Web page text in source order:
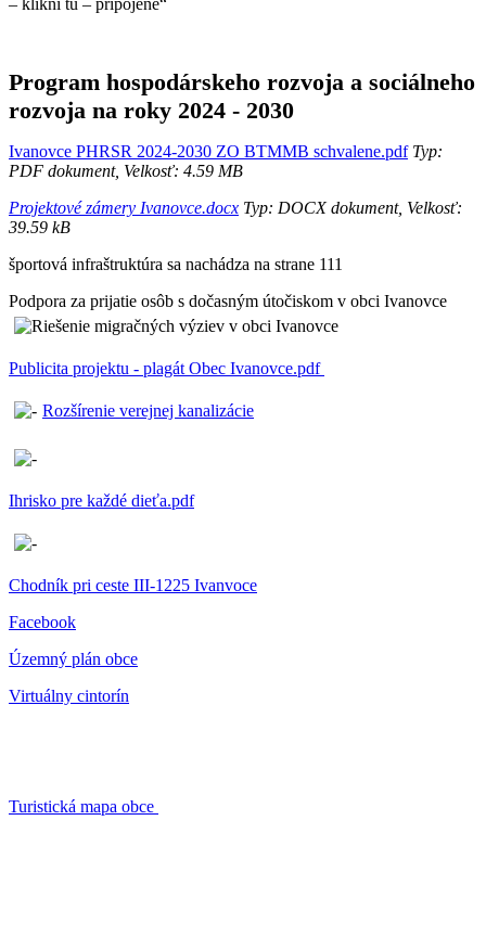
– klikni tu – pripojené“
Program hospodárskeho rozvoja a sociálneho
rozvoja na roky 2024 - 2030
Ivanovce PHRSR 2024-2030 ZO BTMMB schvalene.pdfTyp:
PDF dokument, Velkosť: 4.59 MB
Projektové zámery Ivanovce.docx Typ: DOCX dokument, Velkosť:
39.59 kB
športová infraštruktúra sa nachádza na strane 111
Podpora za prijatie osôb s dočasným útočiskom v obci Ivanovce
Publicita projektu - plagát Obec Ivanovce.pdf
Rozšírenie verejnej kanalizácie
Ihrisko pre každé dieťa.pdf
Chodník pri ceste III-1225 Ivanvoce
Facebook
Územný plán obce
Virtuálny cintorín
Turistická mapa obce